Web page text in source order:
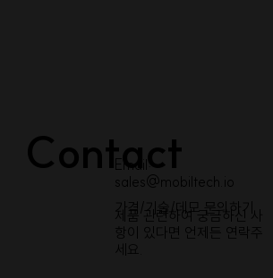
Contact
Email:
sales@mobiltech.io
제품 관련하여 궁금하신 사
항이 있다면 언제든 연락주
세요.
​가격/기술/데모 문의하기